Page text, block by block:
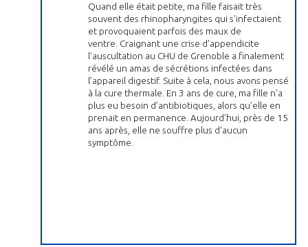
Quand elle était petite, ma fille faisait très
souvent des rhinopharyngites qui s’infectaient
et provoquaient parfois des maux de
ventre. Craignant une crise d’appendicite
l’auscultation au CHU de Grenoble a finalement
révélé un amas de sécrétions infectées dans
l’appareil digestif. Suite à cela, nous avons pensé
à la cure thermale. En 3 ans de cure, ma fille n’a
plus eu besoin d’antibiotiques, alors qu’elle en
prenait en permanence. Aujourd’hui, près de 15
ans après, elle ne souffre plus d’aucun
symptôme.